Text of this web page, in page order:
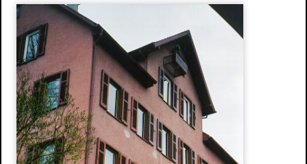
Raum- und Bautrocknung
Wasserschaden- sanierung
Reinigungsarbeiten
Schimmelpilze
Herstellung und Verkauf von Stuck
Stuckarbeiten
Dekorative Oberflächen
Ihre Vorteile